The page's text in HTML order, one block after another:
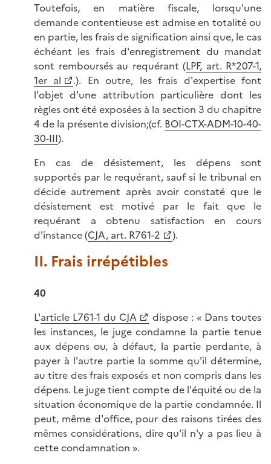
Toutefois, en matière fiscale, lorsqu'une
demande contentieuse est admise en totalité ou
en partie, les frais de signification ainsi que, le cas
échéant les frais d'enregistrement du mandat
sont remboursés au requérant (LPF, art. R*207-1,
1er al
.). En outre, les frais d'expertise font
l'objet d'une attribution particulière dont les
règles ont été exposées à la section 3 du chapitre
4 de la présente division;(cf. BOI-CTX-ADM-10-40-
30-III).
En cas de désistement, les dépens sont
supportés par le requérant, sauf si le tribunal en
décide autrement après avoir constaté que le
désistement est motivé par le fait que le
requérant a obtenu satisfaction en cours
d'instance (CJA, art. R761-2 ).
II. Frais irrépétibles
40
L'article L761-1 du CJA
dispose : « Dans toutes
les instances, le juge condamne la partie tenue
aux dépens ou, à défaut, la partie perdante, à
payer à l'autre partie la somme qu'il détermine,
au titre des frais exposés et non compris dans les
dépens. Le juge tient compte de l'équité ou de la
situation économique de la partie condamnée. Il
peut, même d'office, pour des raisons tirées des
mêmes considérations, dire qu'il n'y a pas lieu à
cette condamnation ».